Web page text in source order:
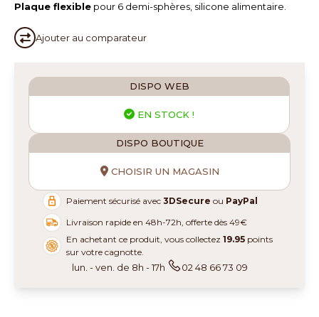
Plaque flexible pour 6 demi-sphères, silicone alimentaire.
Ajouter au comparateur
DISPO WEB
EN STOCK !
DISPO BOUTIQUE
CHOISIR UN MAGASIN
Paiement sécurisé avec3DSecure ou PayPal
Livraison rapide en 48h-72h, offerte dès 49€
En achetant ce produit, vous collectez19.95 points
sur votre cagnotte.
lun. - ven. de 8h - 17h 02 48 66 73 09